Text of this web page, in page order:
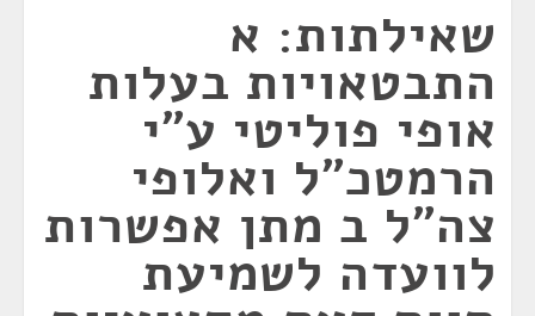
שאילתות: א
התבטאויות בעלות
אופי פוליטי ע"י
הרמטכ"ל ואלופי
צה"ל ב מתן אפשרות
לוועדה לשמיעת